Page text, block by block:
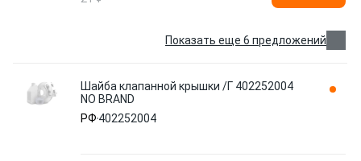
Показать еще 6 предложений
Шайба клапанной крышки /Г 402252004
NO BRAND
РФ 402252004